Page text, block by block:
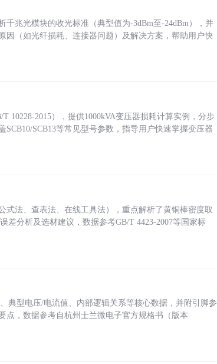
兆光模块的收光标准（典型值为-3dBm至-24dBm），并
因（如光纤损耗、连接器问题）及解决方案，帮助用户快
10228-2015），提供1000kVA变压器损耗计算实例，分步
SCB13等常见型号参数，指导用户快速掌握变压器
法、查表法、在线工具法），重点解析了黄铜棒密度取
差分析及选材建议，数据参考GB/T 4423-2007等国家标
典型电压/电流值、内部逻辑关系等核心数据，并附引脚参
点，数据参考自杭州士兰微电子官方规格书（版本